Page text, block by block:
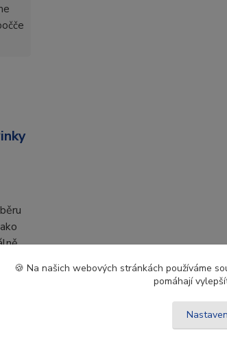
🍪 Na našich webových stránkách používáme
pomáhají